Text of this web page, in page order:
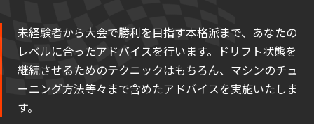
未経験者から大会で勝利を目指す本格派まで、あなたの
レベルに合ったアドバイスを行います。ドリフト状態を
継続させるためのテクニックはもちろん、マシンのチュ
ーニング方法等々まで含めたアドバイスを実施いたしま
す。